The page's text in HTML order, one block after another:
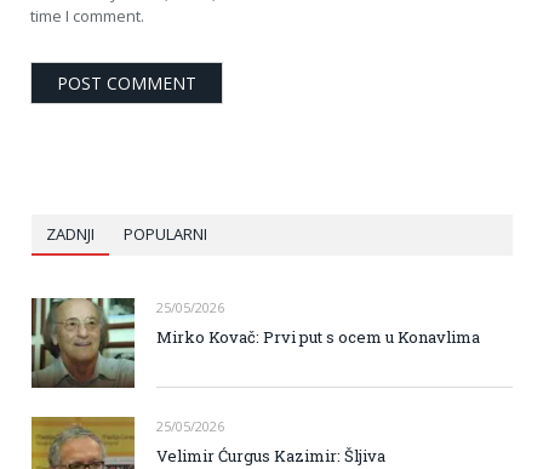
time I comment.
ZADNJI POPULARNI
25/05/2026
Mirko Kovač: Prvi put s ocem u Konavlima
25/05/2026
Velimir Ćurgus Kazimir: Šljiva